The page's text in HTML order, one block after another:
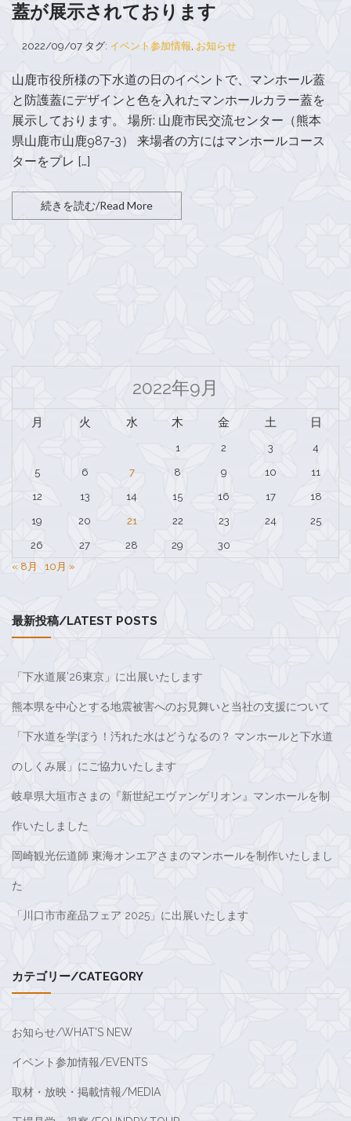
蓋が展示されております
2022/09/07 タグ: イベント参加情報, お知らせ
山鹿市役所様の下水道の日のイベントで、マンホール蓋
と防護蓋にデザインと色を入れたマンホールカラー蓋を
展示しております。 場所: 山鹿市民交流センター（熊本
県山鹿市山鹿987-3） 来場者の方にはマンホールコース
ターをプレ […]
続きを読む/Read More
2022年9月
月 火 水 木 金 土 日
1 2 3 4
5 6 7 8 9 10 11
12 13 14 15 16 17 18
19 20 21 22 23 24 25
26 27 28 29
30
« 8月
10月 »
最新投稿/LATEST POSTS
「下水道展’26東京」に出展いたします
熊本県を中心とする地震被害へのお見舞いと当社の支援について
「下水道を学ぼう！汚れた水はどうなるの？ マンホールと下水道
のしくみ展」にご協力いたします
岐阜県大垣市さまの『新世紀エヴァンゲリオン』マンホールを制
作いたしました
岡崎観光伝道師 東海オンエアさまのマンホールを制作いたしまし
た
「川口市市産品フェア 2025」に出展いたします
カテゴリー/CATEGORY
お知らせ/WHAT'S NEW
イベント参加情報/EVENTS
取材・放映・掲載情報/MEDIA